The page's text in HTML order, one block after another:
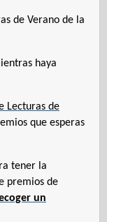
de Verano de la
haya
Lecturas de
que esperas
tener la
premios de
un